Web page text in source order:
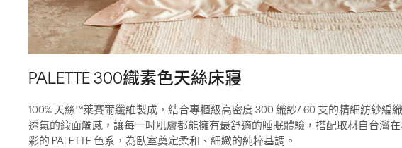
PALETTE 300織素色天絲床寢
100% 天絲™萊賽爾纖維製成，結合專櫃級高密度 300 織紗/ 60 支的精細紡紗編
透氣的緞面觸感，讓每一吋肌膚都能擁有最舒適的睡眠體驗，搭配取材自台灣
彩的 PALETTE 色系，為臥室奠定柔和、細緻的純粹基調。